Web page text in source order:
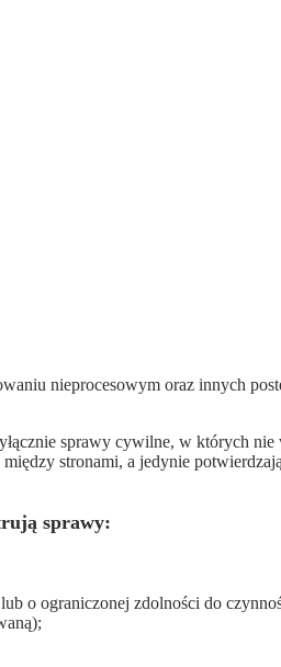
nieprocesowym oraz innych
sprawy cywilne, w których
stronami, a jedynie
sprawy:
o ograniczonej zdolności do